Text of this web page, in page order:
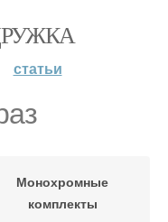
статьи
Монохромные
комплекты